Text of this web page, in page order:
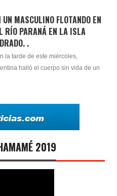
UN MASCULINO FLOTANDO EN
RÍO PARANÁ EN LA ISLA
.
la tarde de este miércoles,
halló el cuerpo sin vida de un
2019